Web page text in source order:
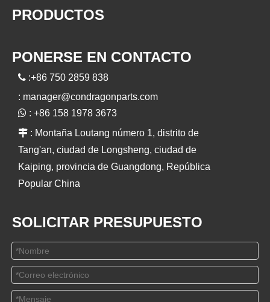
PRODUCTOS
PONERSE EN CONTACTO
 :+86 750 2859 838
: manager@condragonparts.com
 : +86 158 1978 3673
 : Montaña Loutang número 1, distrito de
Tang'an, ciudad de Longsheng, ciudad de
Kaiping, provincia de Guangdong, República
Popular China
SOLICITAR PRESUPUESTO